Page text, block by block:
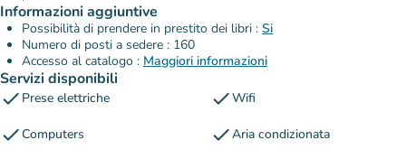
Informazioni aggiuntive
Possibilità di prendere in prestito dei libri : Si
Numero di posti a sedere : 160
Accesso al catalogo : Maggiori informazioni
Servizi disponibili
check Prese elettriche checkWifi
checkComputers checkAria condizionata